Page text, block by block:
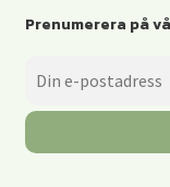
Prenumerera på